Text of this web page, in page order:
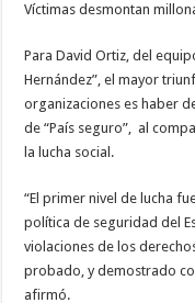
Víctimas desmontan
Para David Ortiz, del
Hernández”, el mayor
organizaciones es haber
de “País seguro”, al
la lucha social.
“El primer nivel de lucha
política de seguridad del
violaciones de los
probado, y demostrado
afirmó.